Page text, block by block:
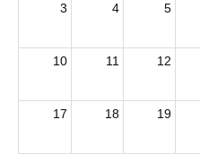
3 4 5
10 11 12
17 18 19